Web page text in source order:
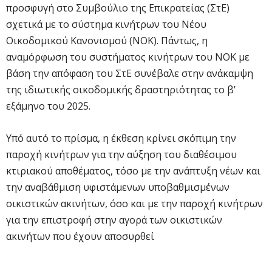
προσφυγή στο Συμβούλιο της Επικρατείας (ΣτΕ)
σχετικά με το σύστημα κινήτρων του Νέου
Οικοδομικού Κανονισμού (ΝΟΚ). Πάντως, η
αναμόρφωση του συστήματος κινήτρων του ΝΟΚ με
βάση την απόφαση του ΣτΕ συνέβαλε στην ανάκαμψη
της ιδιωτικής οικοδομικής δραστηριότητας το β’
εξάμηνο του 2025.
Υπό αυτό το πρίσμα, η έκθεση κρίνει σκόπιμη την
παροχή κινήτρων για την αύξηση του διαθέσιμου
κτιριακού αποθέματος, τόσο με την ανάπτυξη νέων και
την αναβάθμιση υφιστάμενων υποβαθμισμένων
οικιστικών ακινήτων, όσο και με την παροχή κινήτρων
για την επιστροφή στην αγορά των οικιστικών
ακινήτων που έχουν αποσυρθεί